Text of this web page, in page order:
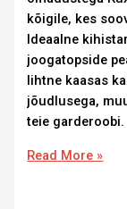
kõigile, kes
Ideaalne
joogatopside
lihtne kaasas
jõudlusega,
teie garderoobi.
Read More »